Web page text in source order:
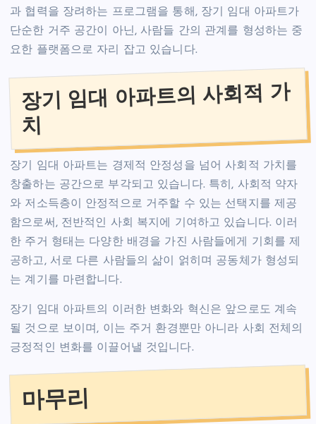
과 협력을 장려하는 프로그램을 통해, 장기 임대 아파트가
단순한 거주 공간이 아닌, 사람들 간의 관계를 형성하는 중
요한 플랫폼으로 자리 잡고 있습니다.
장기 임대 아파트의 사회적 가
치
장기 임대 아파트는 경제적 안정성을 넘어 사회적 가치를
창출하는 공간으로 부각되고 있습니다. 특히, 사회적 약자
와 저소득층이 안정적으로 거주할 수 있는 선택지를 제공
함으로써, 전반적인 사회 복지에 기여하고 있습니다. 이러
한 주거 형태는 다양한 배경을 가진 사람들에게 기회를 제
공하고, 서로 다른 사람들의 삶이 얽히며 공동체가 형성되
는 계기를 마련합니다.
장기 임대 아파트의 이러한 변화와 혁신은 앞으로도 계속
될 것으로 보이며, 이는 주거 환경뿐만 아니라 사회 전체의
긍정적인 변화를 이끌어낼 것입니다.
마무리